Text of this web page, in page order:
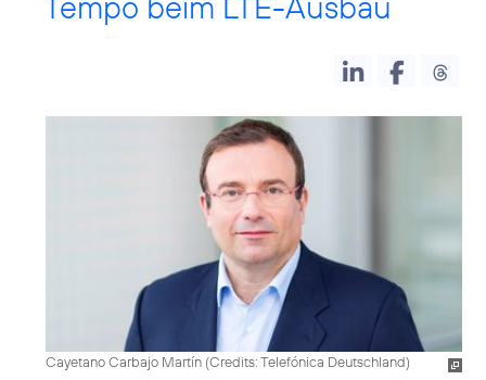
Cayetano Carbajo Martín (Credits: Telefónica Deutschland)